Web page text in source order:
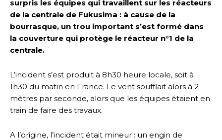
surpris les équipes qui travaillent sur les réacteurs
de la centrale de Fukusima : à cause de la
bourrasque, un trou important s’est formé dans
la couverture qui protège le réacteur n°1 de la
centrale.
L’incident s’est produit à 8h30 heure locale, soit à
1h30 du matin en France. Le vent soufflait alors à 2
mètres par seconde, alors que les équipes étaient en
train de faire des travaux.
A l’origine, l’incident était mineur : un engin de